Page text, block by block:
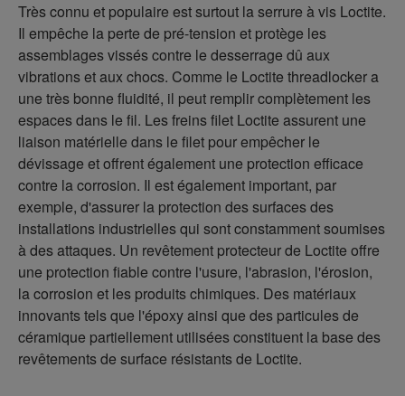
Très connu et populaire est surtout la serrure à vis Loctite.
Il empêche la perte de pré-tension et protège les
assemblages vissés contre le desserrage dû aux
vibrations et aux chocs. Comme le Loctite threadlocker a
une très bonne fluidité, il peut remplir complètement les
espaces dans le fil. Les freins filet Loctite assurent une
liaison matérielle dans le filet pour empêcher le
dévissage et offrent également une protection efficace
contre la corrosion. Il est également important, par
exemple, d'assurer la protection des surfaces des
installations industrielles qui sont constamment soumises
à des attaques. Un revêtement protecteur de Loctite offre
une protection fiable contre l'usure, l'abrasion, l'érosion,
la corrosion et les produits chimiques. Des matériaux
innovants tels que l'époxy ainsi que des particules de
céramique partiellement utilisées constituent la base des
revêtements de surface résistants de Loctite.